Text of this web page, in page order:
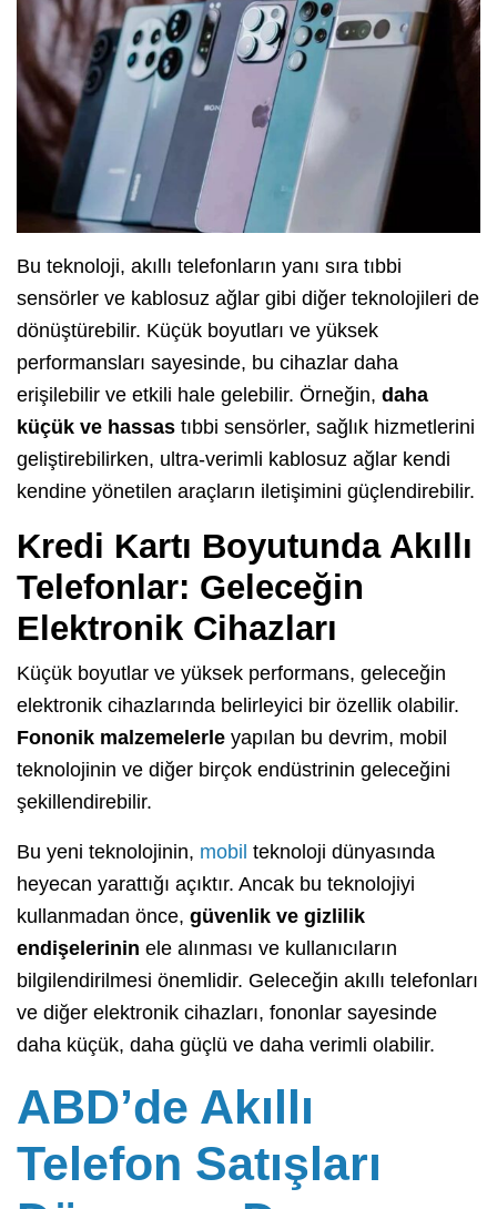
Bu teknoloji, akıllı telefonların yanı sıra tıbbi
sensörler ve kablosuz ağlar gibi diğer teknolojileri de
dönüştürebilir. Küçük boyutları ve yüksek
performansları sayesinde, bu cihazlar daha
erişilebilir ve etkili hale gelebilir. Örneğin, daha
küçük ve hassas tıbbi sensörler, sağlık hizmetlerini
geliştirebilirken, ultra-verimli kablosuz ağlar kendi
kendine yönetilen araçların iletişimini güçlendirebilir.
Kredi Kartı Boyutunda Akıllı
Telefonlar: Geleceğin
Elektronik Cihazları
Küçük boyutlar ve yüksek performans, geleceğin
elektronik cihazlarında belirleyici bir özellik olabilir.
Fononik malzemelerle yapılan bu devrim, mobil
teknolojinin ve diğer birçok endüstrinin geleceğini
şekillendirebilir.
Bu yeni teknolojinin, mobil teknoloji dünyasında
heyecan yarattığı açıktır. Ancak bu teknolojiyi
kullanmadan önce, güvenlik ve gizlilik
endişelerinin ele alınması ve kullanıcıların
bilgilendirilmesi önemlidir. Geleceğin akıllı telefonları
ve diğer elektronik cihazları, fononlar sayesinde
daha küçük, daha güçlü ve daha verimli olabilir.
ABD’de Akıllı
Telefon Satışları